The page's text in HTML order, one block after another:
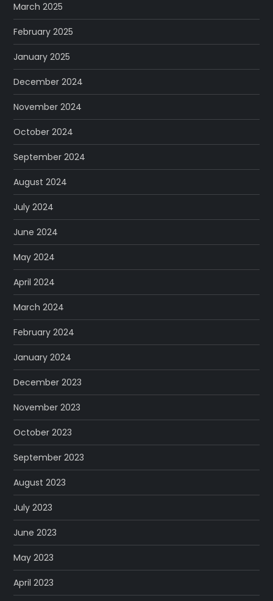
March 2025
February 2025
January 2025
December 2024
November 2024
October 2024
September 2024
August 2024
July 2024
June 2024
May 2024
April 2024
March 2024
February 2024
January 2024
December 2023
November 2023
October 2023
September 2023
August 2023
July 2023
June 2023
May 2023
April 2023